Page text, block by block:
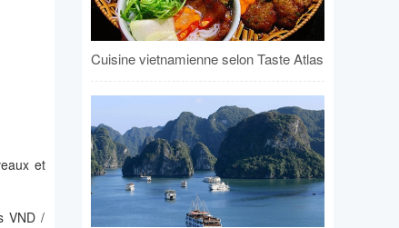
et
VND /
Cuisine vietnamienne selon Taste Atlas